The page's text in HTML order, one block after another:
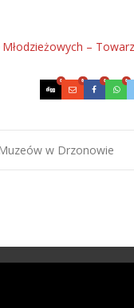
Młodzieżowych –
0 0 0 0
w Drzonowie